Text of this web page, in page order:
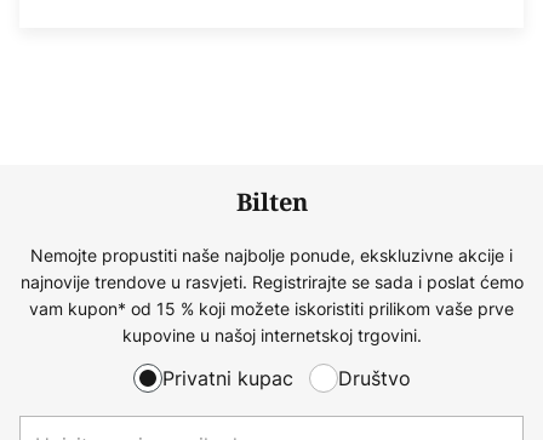
Bilten
Nemojte propustiti naše najbolje ponude, ekskluzivne akcije i
najnovije trendove u rasvjeti. Registrirajte se sada i poslat ćemo
vam kupon* od 15 % koji možete iskoristiti prilikom vaše prve
kupovine u našoj internetskoj trgovini.
Privatni kupac Društvo